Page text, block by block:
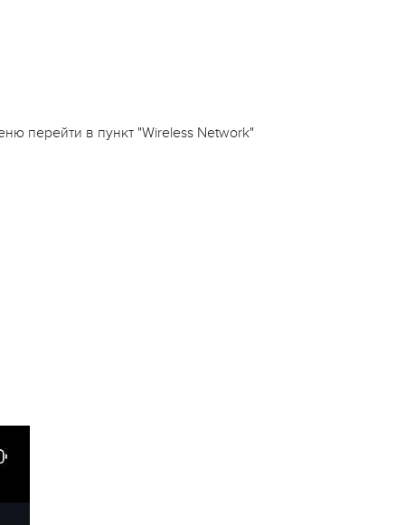
перейти в пункт "Wireless Network"